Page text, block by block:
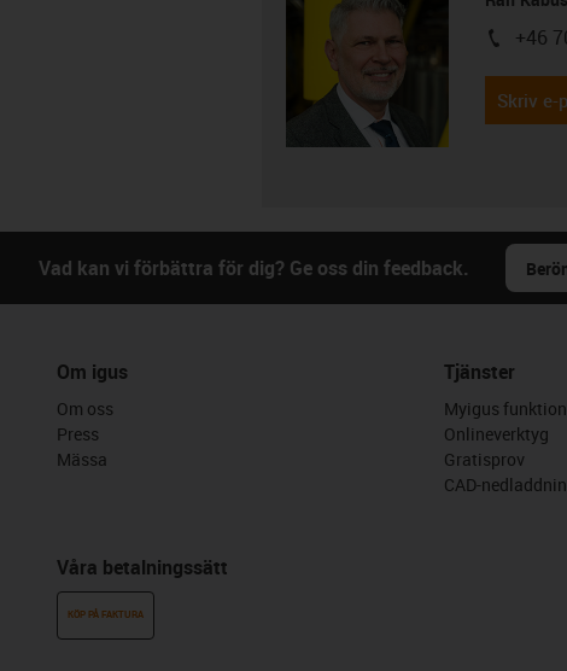
igus-+46
Skriv e-
Vad kan vi förbättra för dig? Ge oss din feedback.
Om igus
Om oss
Press
Mässa
Våra betalningssätt
KÖP PÅ FAKTURA
Tjänster
Myigus
Onlineverktyg
Gratisprov
CAD-